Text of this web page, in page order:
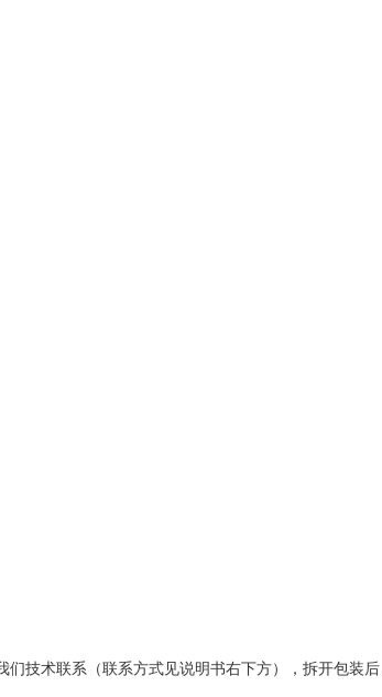
术联系（联系方式见说明书右下方），拆开包装后